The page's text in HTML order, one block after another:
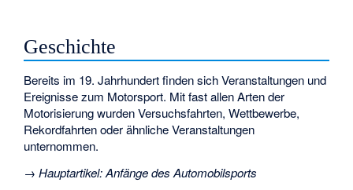
Geschichte
Bereits im 19. Jahrhundert finden sich Veranstaltungen und
Ereignisse zum Motorsport. Mit fast allen Arten der
Motorisierung wurden Versuchsfahrten, Wettbewerbe,
Rekordfahrten oder ähnliche Veranstaltungen
unternommen.
→Hauptartikel:Anfänge des Automobilsports